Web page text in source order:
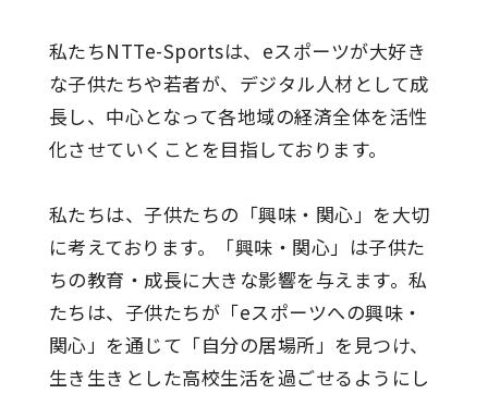
私たちNTTe-Sportsは、eスポーツが大好き
な子供たちや若者が、デジタル人材として成
長し、中心となって各地域の経済全体を活性
化させていくことを目指しております。
私たちは、子供たちの「興味・関心」を大切
に考えております。「興味・関心」は子供た
ちの教育・成長に大きな影響を与えます。私
たちは、子供たちが「eスポーツへの興味・
関心」を通じて「自分の居場所」を見つけ、
生き生きとした高校生活を過ごせるようにし